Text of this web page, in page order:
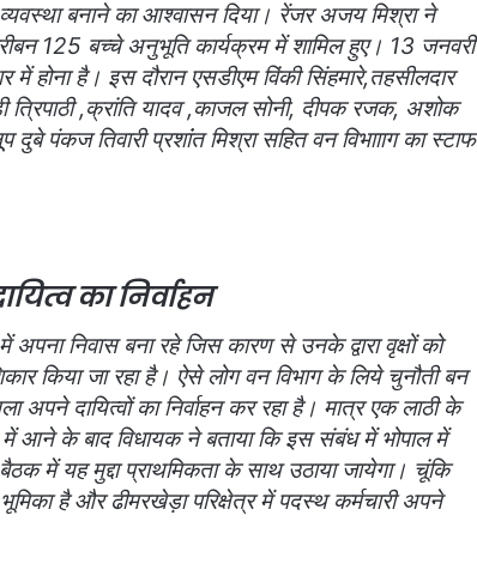
बनाने का आश्वासन दिया। रेंजर अजय मिश्रा ने
125 बच्चे अनुभूति कार्यक्रम में शामिल हुए। 13 जनवरी
है। इस दौरान एसडीएम विंकी सिंहमारे,तहसीलदार
त्रिपाठी ,क्रांति यादव ,काजल सोनी, दीपक रजक, अशोक
दुबे पंकज तिवारी प्रशांंत मिश्रा सहित वन विभाााग कास्टाफ
का निर्वाहन
निवास बना रहे जिस कारण से उनके द्वारा वृक्षों को
किया जा रहा है। ऐसे लोग वन विभाग के लिये चुनौती बन
दायित्वों का निर्वाहन कर रहा है। मात्र एक लाठी के
में आने के बाद विधायक ने बताया कि इस संबंध में भोपाल में
में यह मुद्दा प्राथमिकता के साथ उठाया जायेगा। चूंकि
है और ढीमरखेड़ा परिक्षेत्र में पदस्थ कर्मचारी अपने